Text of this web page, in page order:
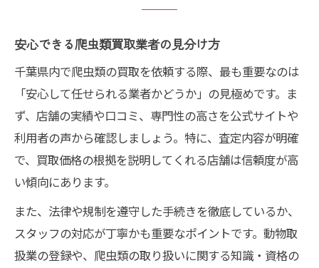
安心できる爬虫類買取業者の見分け方
千葉県内で爬虫類の買取を依頼する際、最も重要なのは
「安心して任せられる業者かどうか」の見極めです。ま
ず、店舗の実績や口コミ、専門性の高さを公式サイトや
利用者の声から確認しましょう。特に、査定内容が明確
で、買取価格の根拠を説明してくれる店舗は信頼度が高
い傾向にあります。
また、法律や規制を遵守した手続きを徹底しているか、
スタッフの対応が丁寧かも重要なポイントです。動物取
扱業の登録や、爬虫類の取り扱いに関する知識・資格の